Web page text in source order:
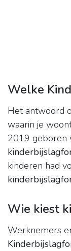
Welke
Het antwoord
waarin je
2019 geboren
kinderen had
Wie kiest
Werknemers